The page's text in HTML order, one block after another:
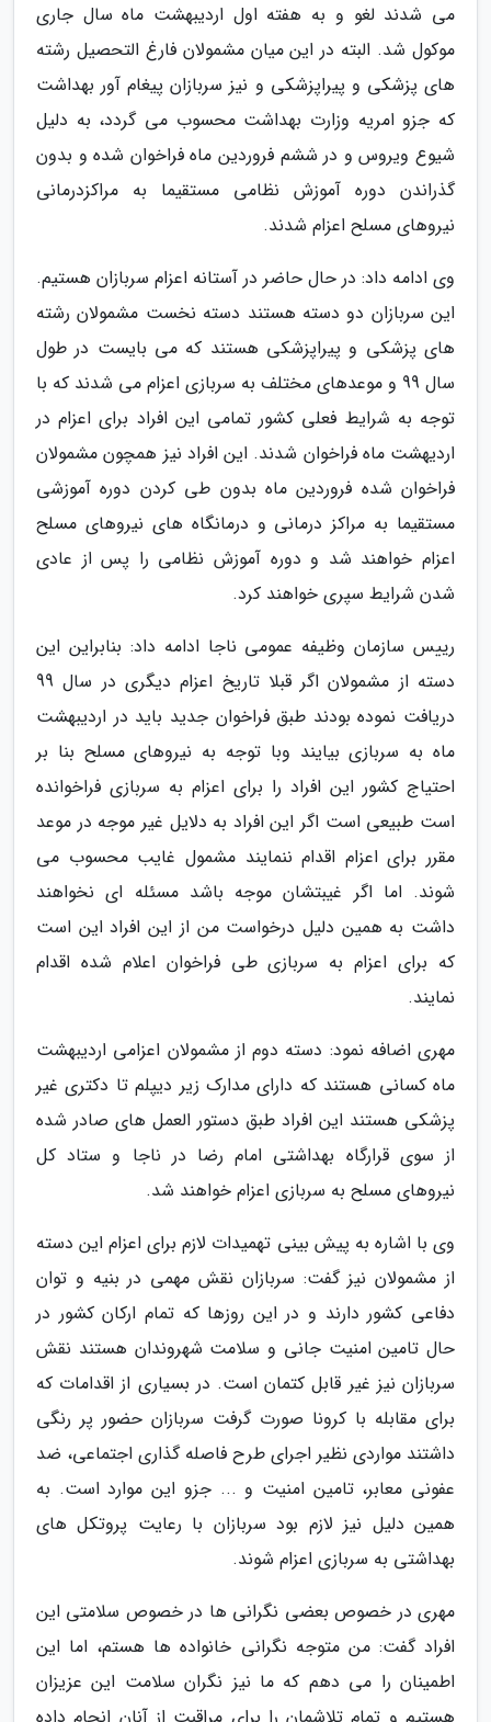
می شدند لغو و به هفته اول اردیبهشت ماه سال جاری
موکول شد. البته در این میان مشمولان فارغ التحصیل رشته
های پزشکی و پیراپزشکی و نیز سربازان پیغام آور بهداشت
که جزو امریه وزارت بهداشت محسوب می گردد، به دلیل
شیوع ویروس و در ششم فروردین ماه فراخوان شده و بدون
گذراندن دوره آموزش نظامی مستقیما به مراکزدرمانی
نیروهای مسلح اعزام شدند.
وی ادامه داد: در حال حاضر در آستانه اعزام سربازان هستیم.
این سربازان دو دسته هستند دسته نخست مشمولان رشته
های پزشکی و پیراپزشکی هستند که می بایست در طول
سال 99 و موعدهای مختلف به سربازی اعزام می شدند که با
توجه به شرایط فعلی کشور تمامی این افراد برای اعزام در
اردیهشت ماه فراخوان شدند. این افراد نیز همچون مشمولان
فراخوان شده فروردین ماه بدون طی کردن دوره آموزشی
مستقیما به مراکز درمانی و درمانگاه های نیروهای مسلح
اعزام خواهند شد و دوره آموزش نظامی را پس از عادی
شدن شرایط سپری خواهند کرد.
رییس سازمان وظیفه عمومی ناجا ادامه داد: بنابراین این
دسته از مشمولان اگر قبلا تاریخ اعزام دیگری در سال 99
دریافت نموده بودند طبق فراخوان جدید باید در اردیبهشت
ماه به سربازی بیایند وبا توجه به نیروهای مسلح بنا بر
احتیاج کشور این افراد را برای اعزام به سربازی فراخوانده
است طبیعی است اگر این افراد به دلایل غیر موجه در موعد
مقرر برای اعزام اقدام ننمایند مشمول غایب محسوب می
شوند. اما اگر غیبتشان موجه باشد مسئله ای نخواهند
داشت به همین دلیل درخواست من از این افراد این است
که برای اعزام به سربازی طی فراخوان اعلام شده اقدام
نمایند.
مهری اضافه نمود: دسته دوم از مشمولان اعزامی اردیبهشت
ماه کسانی هستند که دارای مدارک زیر دیپلم تا دکتری غیر
پزشکی هستند این افراد طبق دستور العمل های صادر شده
از سوی قرارگاه بهداشتی امام رضا در ناجا و ستاد کل
نیروهای مسلح به سربازی اعزام خواهند شد.
وی با اشاره به پیش بینی تهمیدات لازم برای اعزام این دسته
از مشمولان نیز گفت: سربازان نقش مهمی در بنیه و توان
دفاعی کشور دارند و در این روزها که تمام ارکان کشور در
حال تامین امنیت جانی و سلامت شهروندان هستند نقش
سربازان نیز غیر قابل کتمان است. در بسیاری از اقدامات که
برای مقابله با کرونا صورت گرفت سربازان حضور پر رنگی
داشتند مواردی نظیر اجرای طرح فاصله گذاری اجتماعی، ضد
عفونی معابر، تامین امنیت و ... جزو این موارد است. به
همین دلیل نیز لازم بود سربازان با رعایت پروتکل های
بهداشتی به سربازی اعزام شوند.
مهری در خصوص بعضی نگرانی ها در خصوص سلامتی این
افراد گفت: من متوجه نگرانی خانواده ها هستم، اما این
اطمینان را می دهم که ما نیز نگران سلامت این عزیزان